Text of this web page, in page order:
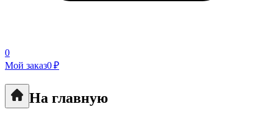
0
Мой заказ0 ₽
На главную